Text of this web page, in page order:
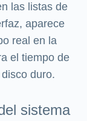
las listas de
aparece
real en la
el tiempo de
duro.
sistema